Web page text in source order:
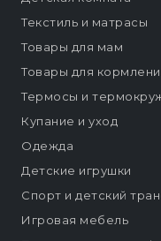
Текстиль и матрасы
Товары для мам
Товары для
Термосы и
Купание и уход
Одежда
Детские игрушки
Спорт и детский
Игровая мебель